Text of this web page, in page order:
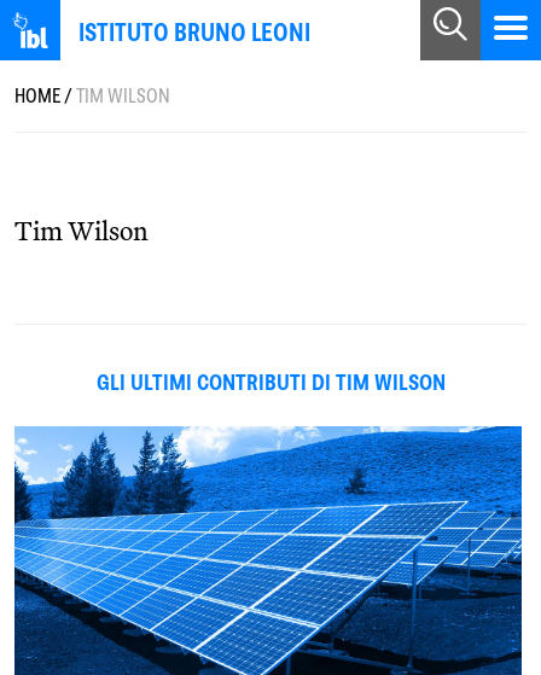
ISTITUTO BRUNO LEONI
HOME/TIM WILSON
Tim Wilson
GLI ULTIMI CONTRIBUTI DI TIM WILSON